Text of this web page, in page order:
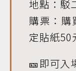
地點：駁
購票：購
定貼紙50
🎫即可入